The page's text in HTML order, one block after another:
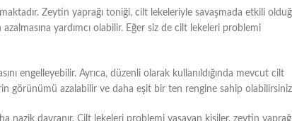
Zeytin yaprağı toniği, cilt lekeleriyle savaşmada etkili
yardımcı olabilir. Eğer siz de cilt lekeleri problemi
engelleyebilir. Ayrıca, düzenli olarak kullanıldığında mevcut cilt
görünümü azalabilir ve daha eşit bir ten rengine sahip
nazik davranır. Cilt lekeleri problemi yaşayan kişiler, zeytin